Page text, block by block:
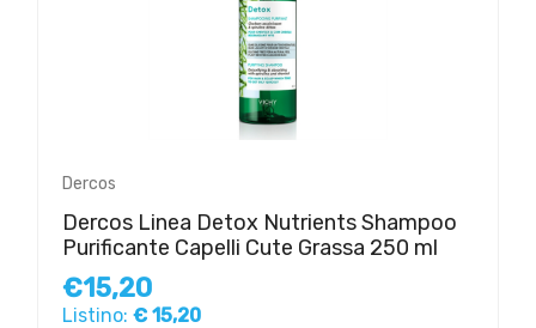
Dercos
Dercos Linea Detox Nutrients Shampoo
Purificante Capelli Cute Grassa 250 ml
€15,20
Listino: € 15,20